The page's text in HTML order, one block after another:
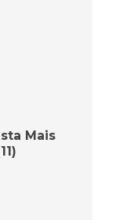
Mais